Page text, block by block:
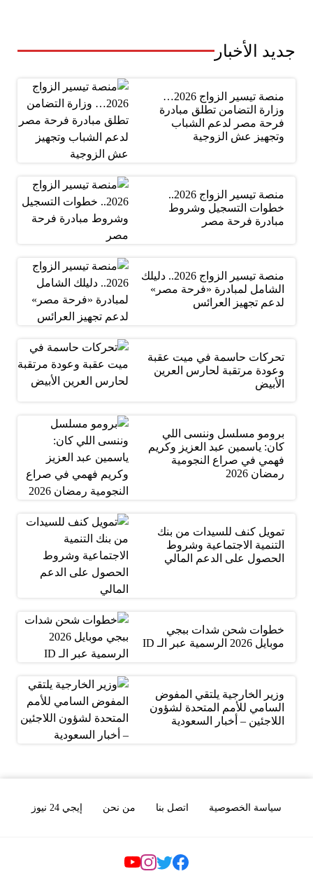
جديد الأخبار
منصة تيسير الزواج 2026…
وزارة التضامن تطلق مبادرة
فرحة مصر لدعم الشباب
وتجهيز عش الزوجية
منصة تيسير الزواج 2026..
خطوات التسجيل وشروط
مبادرة فرحة مصر
منصة تيسير الزواج 2026.. دليلك
الشامل لمبادرة «فرحة مصر»
لدعم تجهيز العرائس
تحركات حاسمة في ميت عقبة
وعودة مرتقبة لحارس العرين
الأبيض
برومو مسلسل وننسى اللي
كان: ياسمين عبد العزيز وكريم
فهمي في صراع النجومية
رمضان 2026
تمويل كنف للسيدات من بنك
التنمية الاجتماعية وشروط
الحصول على الدعم المالي
خطوات شحن شدات ببجي
موبايل 2026 الرسمية عبر الـ ID
وزير الخارجية يلتقي المفوض
السامي للأمم المتحدة لشؤون
اللاجئين – أخبار السعودية
سياسة الخصوصية اتصل بنا من نحن إيجي 24 نيوز
Social Links